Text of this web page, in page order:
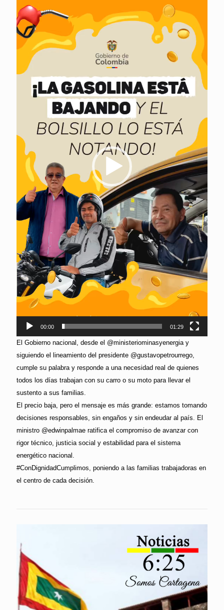
de
vídeo
00:00 01:29
El Gobierno nacional, desde el @ministeriominasyenergia y
siguiendo el lineamiento del presidente @gustavopetrourrego,
cumple su palabra y responde a una necesidad real de quienes
todos los días trabajan con su carro o su moto para llevar el
sustento a sus familias.
El precio baja, pero el mensaje es más grande: estamos tomando
decisiones responsables, sin engaños y sin endeudar al país. El
ministro @edwinpalmae ratifica el compromiso de avanzar con
rigor técnico, justicia social y estabilidad para el sistema
energético nacional.
#ConDignidadCumplimos, poniendo a las familias trabajadoras en
el centro de cada decisión.